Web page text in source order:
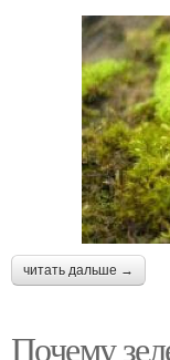
читать дальше →
Почему